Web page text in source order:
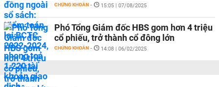
CHỨNG KHOÁN - 15:05 | 07/08/2025
Phó Tổng Giám đốc HBS gom hơn 4 triệu
cổ phiếu, trở thành cổ đông lớn
CHỨNG KHOÁN - 14:08 | 06/02/2025